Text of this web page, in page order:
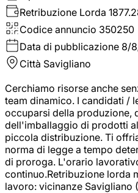
Retribuzione Lorda
Codice annuncio 350250
Data di pubblicazione 8/
Città Savigliano
Cerchiamo risorse anche
team dinamico. I candidati /
occuparsi della produzione,
dell'imballaggio di prodotti
piccola distribuzione. Ti
norma di legge a tempo
di proroga. L'orario
continuo.Retribuzione lorda
lavoro: vicinanze Savigliano